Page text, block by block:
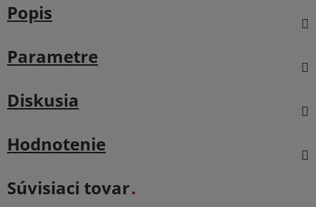
Popis
Parametre
Diskusia
Hodnotenie
Súvisiaci tovar